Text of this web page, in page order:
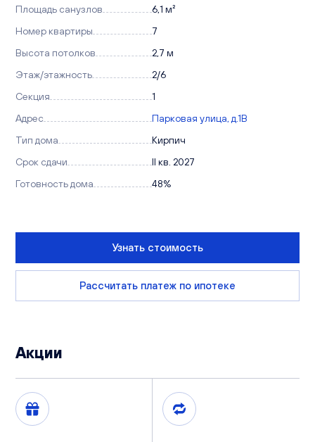
Площадь санузлов
6,1 м²
Номер квартиры
7
Высота потолков
2,7 м
Этаж/этажность
2/6
Секция
1
Адрес
Парковая улица, д.1В
Тип дома
Кирпич
Срок сдачи
II кв. 2027
Готовность дома
48%
Узнать стоимость
Рассчитать платеж по ипотеке
Акции